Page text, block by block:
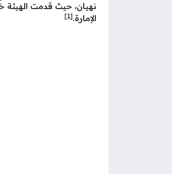
نهيان، حيث قدمت الهيئة
الإمارة.[1]